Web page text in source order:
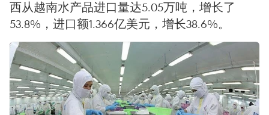
西从越南水产品进口量达5.05万吨，增长了
53.8%，进口额1.366亿美元，增长38.6%。